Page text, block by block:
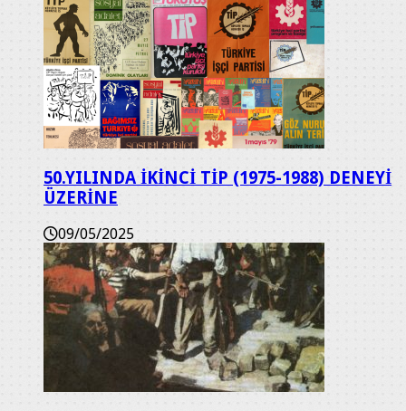
50.YILINDA İKİNCİ TİP (1975-1988) DENEYİ
ÜZERİNE
09/05/2025